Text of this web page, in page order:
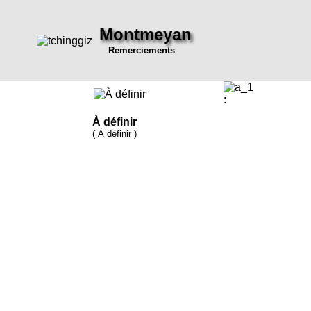
Montmeyan
Remerciements
À définir
( À définir )
: